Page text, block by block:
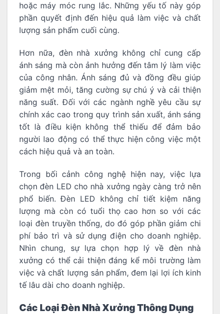
hoặc máy móc rung lắc. Những yếu tố này góp
phần quyết định đến hiệu quả làm việc và chất
lượng sản phẩm cuối cùng.
Hơn nữa, đèn nhà xưởng không chỉ cung cấp
ánh sáng mà còn ảnh hưởng đến tâm lý làm việc
của công nhân. Ánh sáng đủ và đồng đều giúp
giảm mệt mỏi, tăng cường sự chú ý và cải thiện
năng suất. Đối với các ngành nghề yêu cầu sự
chính xác cao trong quy trình sản xuất, ánh sáng
tốt là điều kiện không thể thiếu để đảm bảo
người lao động có thể thực hiện công việc một
cách hiệu quả và an toàn.
Trong bối cảnh công nghệ hiện nay, việc lựa
chọn đèn LED cho nhà xưởng ngày càng trở nên
phổ biến. Đèn LED không chỉ tiết kiệm năng
lượng mà còn có tuổi thọ cao hơn so với các
loại đèn truyền thống, do đó góp phần giảm chi
phí bảo trì và sử dụng điện cho doanh nghiệp.
Nhìn chung, sự lựa chọn hợp lý về đèn nhà
xưởng có thể cải thiện đáng kể môi trường làm
việc và chất lượng sản phẩm, đem lại lợi ích kinh
tế lâu dài cho doanh nghiệp.
Các Loại Đèn Nhà Xưởng Thông Dụng